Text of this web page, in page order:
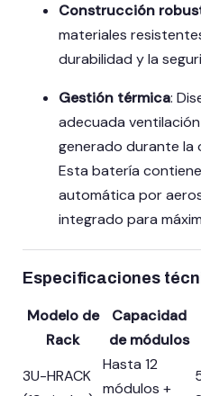
Construcción
materiales
durabilidad y la
Gestión térmica:
adecuada
generado durante la
Esta batería
automática por
integrado para
Especificaciones
Modelo de
Rack
Capacidad
de módulos
3U-HRACK
Hasta 12
módulos +